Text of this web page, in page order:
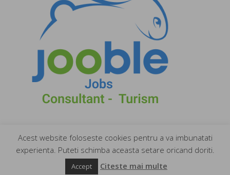
Elegant Themes| Cu sprijinulWordPress
Acest website foloseste cookies pentru a va imbunatati
experienta. Puteti schimba aceasta setare oricand doriti.
Accept Citeste mai multe